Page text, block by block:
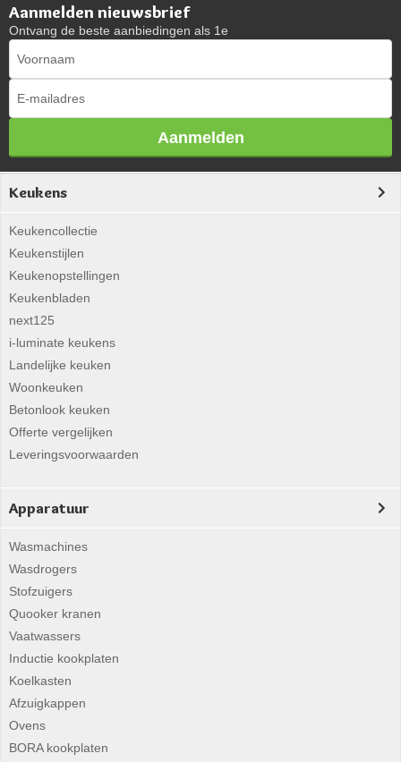
Aanmelden nieuwsbrief
Ontvang de beste aanbiedingen als 1e
Aanmelden
Keukens
Keukencollectie
Keukenstijlen
Keukenopstellingen
Keukenbladen
next125
i-luminate keukens
Landelijke keuken
Woonkeuken
Betonlook keuken
Offerte vergelijken
Leveringsvoorwaarden
Apparatuur
Wasmachines
Wasdrogers
Stofzuigers
Quooker kranen
Vaatwassers
Inductie kookplaten
Koelkasten
Afzuigkappen
Ovens
BORA kookplaten